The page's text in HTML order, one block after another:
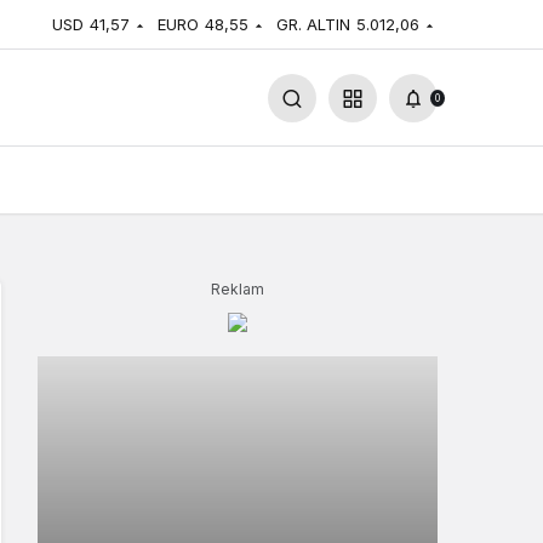
USD 41,57 EURO 48,55 GR. ALTIN 5.012,06
0
Reklam